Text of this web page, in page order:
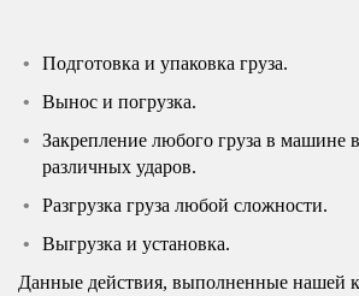
Подготовка и упаковка груза.
Вынос и погрузка.
Закрепление любого груза в машине
различных ударов.
Разгрузка груза любой сложности.
Выгрузка и установка.
Данные действия, выполненные нашей